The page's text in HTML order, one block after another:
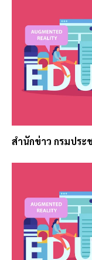
สำนักข่าว กรมปร